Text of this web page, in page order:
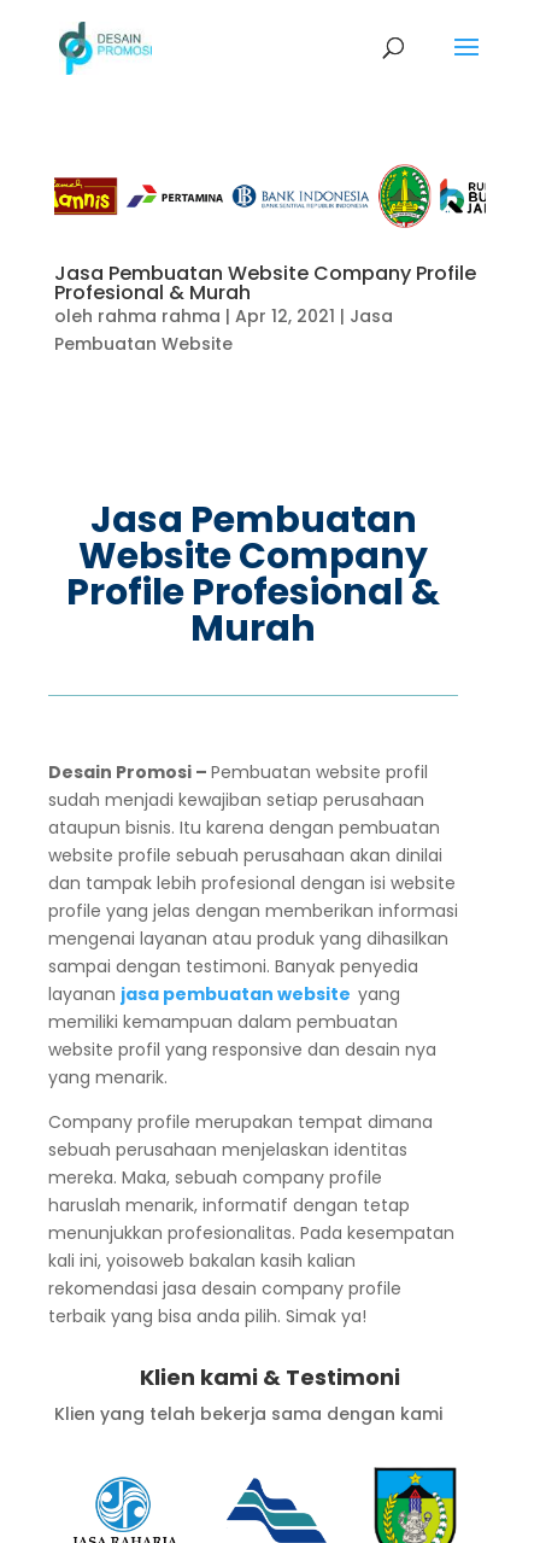
Jasa Pembuatan Website Company Profile
Profesional & Murah
oleh rahma rahma | Apr 12, 2021 | Jasa
Pembuatan Website
Jasa Pembuatan
Website Company
Profile Profesional &
Murah
Desain Promosi – Pembuatan website profil
sudah menjadi kewajiban setiap perusahaan
ataupun bisnis. Itu karena dengan pembuatan
website profile sebuah perusahaan akan dinilai
dan tampak lebih profesional dengan isi website
profile yang jelas dengan memberikan informasi
mengenai layanan atau produk yang dihasilkan
sampai dengan testimoni. Banyak penyedia
layanan jasa pembuatan website yang
memiliki kemampuan dalam pembuatan
website profil yang responsive dan desain nya
yang menarik.
Company profile merupakan tempat dimana
sebuah perusahaan menjelaskan identitas
mereka. Maka, sebuah company profile
haruslah menarik, informatif dengan tetap
menunjukkan profesionalitas. Pada kesempatan
kali ini, yoisoweb bakalan kasih kalian
rekomendasi jasa desain company profile
terbaik yang bisa anda pilih. Simak ya!
Klien kami & Testimoni
Klien yang telah bekerja sama dengan kami